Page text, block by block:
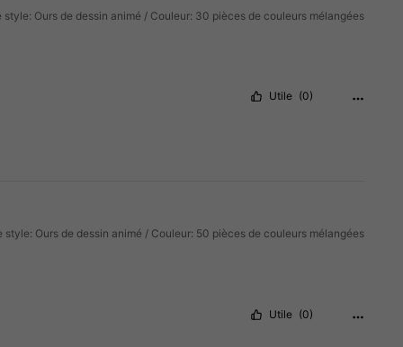
style: Ours de dessin animé / Couleur: 30 pièces de couleurs mélangées
Utile (0)
style: Ours de dessin animé / Couleur: 50 pièces de couleurs mélangées
Utile (0)